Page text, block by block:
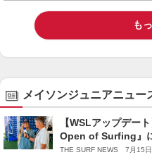
も
メイソンジュニアニュー
【WSLアップデー
Open of Surfing』
THE SURF NEWS 7月15